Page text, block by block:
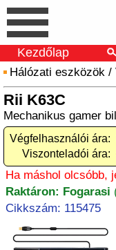
Kezdőlap
Hálózati eszközök /
Rii K63C
Mechanikus gamer
Végfelhasználói ára:
Viszonteladói ára:
Ha máshol olcsóbb,
Raktáron: Fogarasi
Cikkszám: 115475